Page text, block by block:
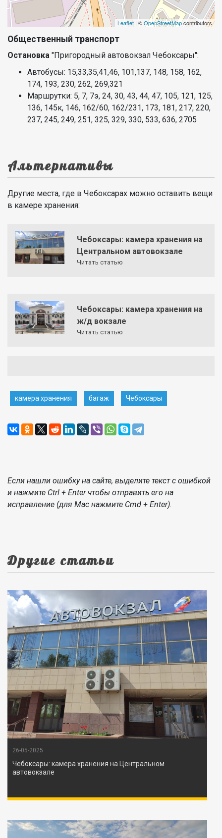
Leaflet | ©OpenStreetMapcontributors
Общественный транспорт
Остановка "Пригородный автовокзал Чебоксары":
Автобусы: 15,33,35,41,46, 101,137, 148, 158, 162,
174, 193, 230, 262, 269,321
Маршрутки: 5, 7, 7э, 24, 30, 43, 44, 47, 105, 121, 125,
136, 145к, 146, 162/60, 162/231, 173, 181, 217, 220,
237, 245, 249, 251, 325, 329, 330, 533, 636, 2705
Альтернативы
Другие места, где в Чебоксарах можно оставить вещи
в камере хранения:
Чебоксары: камера хранения на
Центральном автовокзале
Читать статью
Чебоксары: камера хранения на
ж/д вокзале
Читать статью
камера хранения багаж Чебоксары
Если нашли ошибку на сайте, выделите текст с ошибкой
и нажмите Ctrl + Enter чтобы отправить его на
исправление (для Mac нажмите Cmd + Enter).
Другие статьи
26-05-2025
Чебоксары: камера хранения на Центральном
автовокзале